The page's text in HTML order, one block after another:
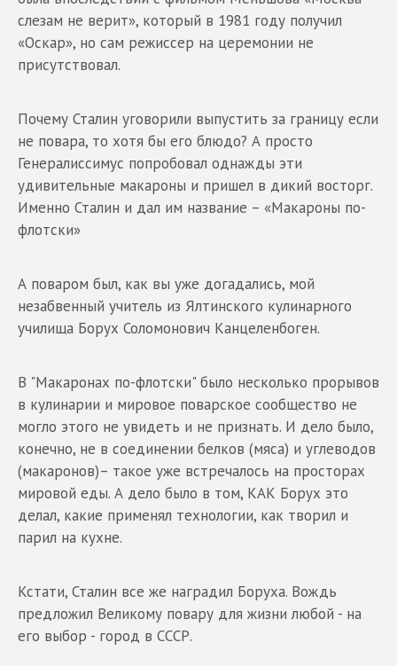
слезам не верит», который в 1981 году получил
«Оскар», но сам режиссер на церемонии не
присутствовал.
Почему Сталин уговорили выпустить за границу если
не повара, то хотя бы его блюдо? А просто
Генералиссимус попробовал однажды эти
удивительные макароны и пришел в дикий восторг.
Именно Сталин и дал им название – «Макароны по-
флотски»
А поваром был, как вы уже догадались, мой
незабвенный учитель из Ялтинского кулинарного
училища Борух Соломонович Канцеленбоген.
В "Макаронах по-флотски" было несколько прорывов
в кулинарии и мировое поварское сообщество не
могло этого не увидеть и не признать. И дело было,
конечно, не в соединении белков (мяса) и углеводов
(макаронов)– такое уже встречалось на просторах
мировой еды. А дело было в том, КАК Борух это
делал, какие применял технологии, как творил и
парил на кухне.
Кстати, Сталин все же наградил Боруха. Вождь
предложил Великому повару для жизни любой - на
его выбор - город в СССР.